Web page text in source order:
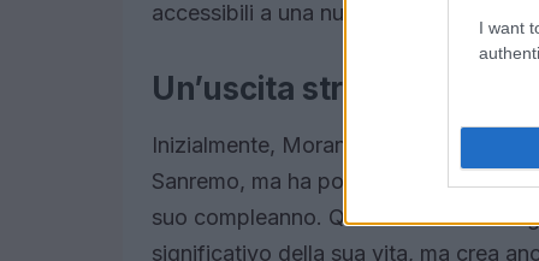
I want
accessibili a una nuova generazione di
Un’uscita strategica
Inizialmente, Morandi aveva pensato
Sanremo, ma ha poi deciso di optare
suo compleanno. Questa scelta
significativo della sua vita, ma crea